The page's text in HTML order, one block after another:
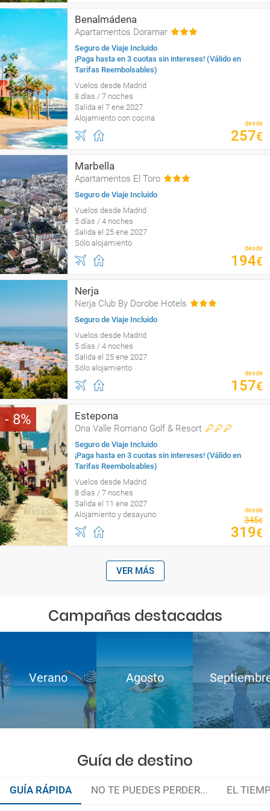
Benalmádena
Apartamentos Doramar
Seguro de Viaje Incluido
¡Paga hasta en 3 cuotas sin intereses! (Válido en
Tarifas Reembolsables)
Vuelos desde Madrid
8 días / 7 noches
Salida el 7 ene 2027
Alojamiento con cocina
desde
257€
Marbella
Apartamentos El Toro
Seguro de Viaje Incluido
Vuelos desde Madrid
5 días / 4 noches
Salida el 25 ene 2027
Sólo alojamiento
desde
194€
Nerja
Nerja Club By Dorobe Hotels
Seguro de Viaje Incluido
Vuelos desde Madrid
5 días / 4 noches
Salida el 25 ene 2027
Sólo alojamiento
desde
157€
8 Estepona
Ona Valle Romano Golf & Resort
Seguro de Viaje Incluido
¡Paga hasta en 3 cuotas sin intereses! (Válido en
Tarifas Reembolsables)
Vuelos desde Madrid
8 días / 7 noches
Salida el 11 ene 2027
Alojamiento y desayuno
desde
345€
319€
VER MÁS
Campañas destacadas
Verano Agosto
Guía de destino
GUÍA RÁPIDA NO TE PUEDES PERDER... EL